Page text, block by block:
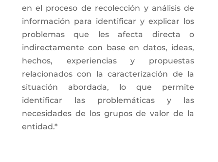
en el proceso de recolección y análisis de
información para identificar y explicar los
problemas que les afecta directa o
indirectamente con base en datos, ideas,
hechos, experiencias y propuestas
relacionados con la caracterización de la
situación abordada, lo que permite
identificar las problemáticas y las
necesidades de los grupos de valor de la
entidad.*